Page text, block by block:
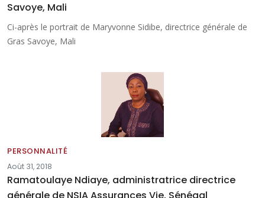
Savoye, Mali
Ci-après le portrait de Maryvonne Sidibe, directrice générale de
Gras Savoye, Mali
PERSONNALITÉ
Août 31, 2018
Ramatoulaye Ndiaye, administratrice directrice